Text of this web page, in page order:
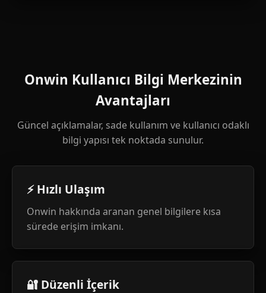
Onwin Kullanıcı Bilgi Merkezinin
Avantajları
Güncel açıklamalar, sade kullanım ve kullanıcı odaklı
bilgi yapısı tek noktada sunulur.
⚡ Hızlı Ulaşım
Onwin hakkında aranan genel bilgilere kısa
sürede erişim imkanı.
🔐 Düzenli İçerik